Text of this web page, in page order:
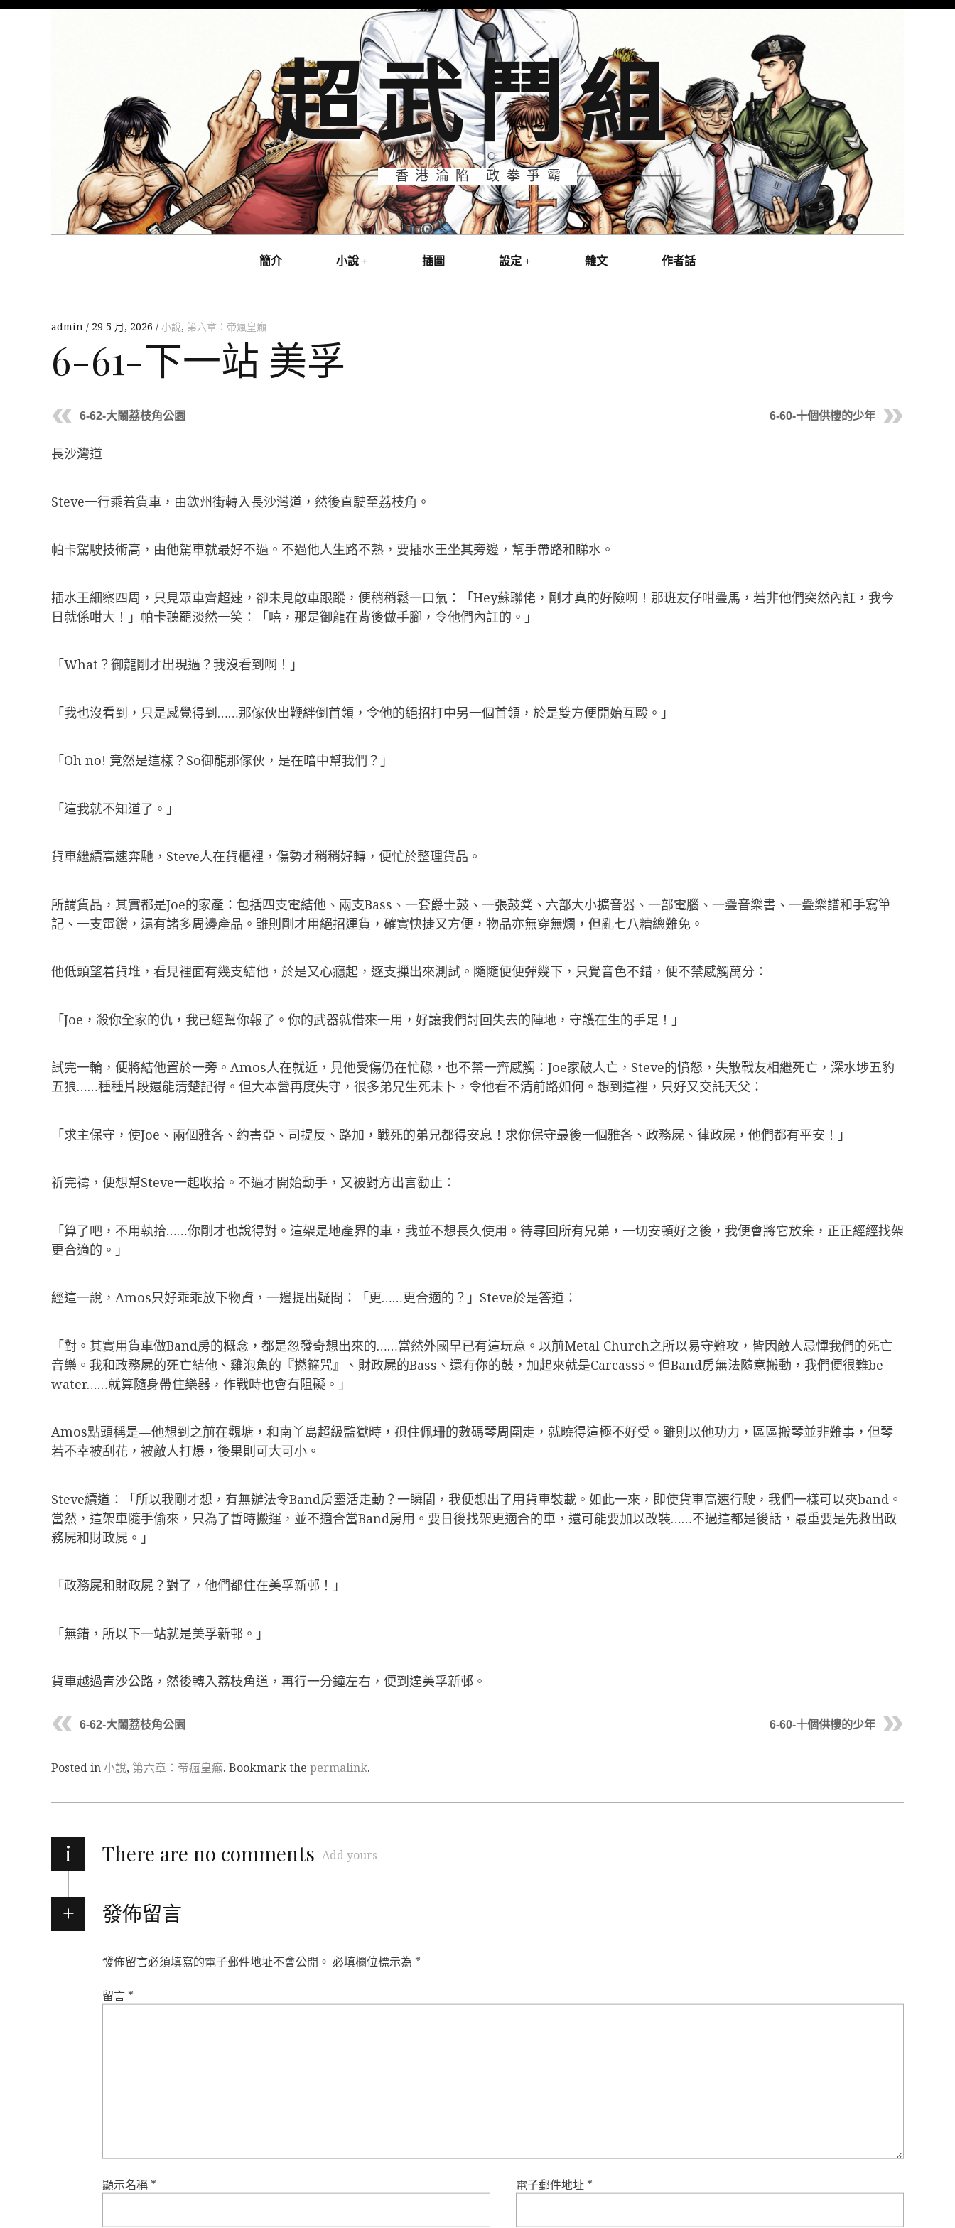
超武鬥組
香港淪陷 政拳爭霸
簡介 小說 插圖 設定 雜文 作者話
admin 29 5 月, 2026 小說, 第六章：帝瘋皇癲
6-61-下一站 美孚
6-62-大鬧荔枝角公園 6-60-十個供樓的少年
長沙灣道
Steve一行乘着貨車，由欽州街轉入長沙灣道，然後直駛至荔枝角。
帕卡駕駛技術高，由他駕車就最好不過。不過他人生路不熟，要插水王坐其旁邊，幫手帶路和睇水。
插水王細察四周，只見眾車齊超速，卻未見敵車跟蹤，便稍稍鬆一口氣：「Hey蘇聯佬，剛才真的好險啊！那班友仔咁疊馬，若非他們突然內訌，我今
日就係咁大！」帕卡聽罷淡然一笑：「嘻，那是御龍在背後做手腳，令他們內訌的。」
「What？御龍剛才出現過？我沒看到啊！」
「我也沒看到，只是感覺得到……那傢伙出鞭絆倒首領，令他的絕招打中另一個首領，於是雙方便開始互毆。」
「Oh no! 竟然是這樣？So御龍那傢伙，是在暗中幫我們？」
「這我就不知道了。」
貨車繼續高速奔馳，Steve人在貨櫃裡，傷勢才稍稍好轉，便忙於整理貨品。
所謂貨品，其實都是Joe的家產：包括四支電結他、兩支Bass、一套爵士鼓、一張鼓凳、六部大小擴音器、一部電腦、一疊音樂書、一疊樂譜和手寫筆
記、一支電鑽，還有諸多周邊產品。雖則剛才用絕招運貨，確實快捷又方便，物品亦無穿無爛，但亂七八糟總難免。
他低頭望着貨堆，看見裡面有幾支結他，於是又心癮起，逐支摷出來測試。隨隨便便彈幾下，只覺音色不錯，便不禁感觸萬分：
「Joe，殺你全家的仇，我已經幫你報了。你的武器就借來一用，好讓我們討回失去的陣地，守護在生的手足！」
試完一輪，便將結他置於一旁。Amos人在就近，見他受傷仍在忙碌，也不禁一齊感觸：Joe家破人亡，Steve的憤怒，失散戰友相繼死亡，深水埗五豹
五狼……種種片段還能清楚記得。但大本營再度失守，很多弟兄生死未卜，令他看不清前路如何。想到這裡，只好又交託天父：
「求主保守，使Joe、兩個雅各、約書亞、司提反、路加，戰死的弟兄都得安息！求你保守最後一個雅各、政務屍、律政屍，他們都有平安！」
祈完禱，便想幫Steve一起收拾。不過才開始動手，又被對方出言勸止：
「算了吧，不用執拾……你剛才也說得對。這架是地產界的車，我並不想長久使用。待尋回所有兄弟，一切安頓好之後，我便會將它放棄，正正經經找架
更合適的。」
經這一說，Amos只好乖乖放下物資，一邊提出疑問：「更……更合適的？」Steve於是答道：
「對。其實用貨車做Band房的概念，都是忽發奇想出來的……當然外國早已有這玩意。以前Metal Church之所以易守難攻，皆因敵人忌憚我們的死亡
音樂。我和政務屍的死亡結他、雞泡魚的『撚箍咒』、財政屍的Bass、還有你的鼓，加起來就是Carcass5。但Band房無法隨意搬動，我們便很難be
water……就算隨身帶住樂器，作戰時也會有阻礙。」
Amos點頭稱是—他想到之前在觀塘，和南丫島超級監獄時，孭住佩珊的數碼琴周圍走，就曉得這極不好受。雖則以他功力，區區搬琴並非難事，但琴
若不幸被刮花，被敵人打爆，後果則可大可小。
Steve續道：「所以我剛才想，有無辦法令Band房靈活走動？一瞬間，我便想出了用貨車裝載。如此一來，即使貨車高速行駛，我們一樣可以夾band。
當然，這架車隨手偷來，只為了暫時搬運，並不適合當Band房用。要日後找架更適合的車，還可能要加以改裝……不過這都是後話，最重要是先救出政
務屍和財政屍。」
「政務屍和財政屍？對了，他們都住在美孚新邨！」
「無錯，所以下一站就是美孚新邨。」
貨車越過青沙公路，然後轉入荔枝角道，再行一分鐘左右，便到達美孚新邨。
6-62-大鬧荔枝角公園 6-60-十個供樓的少年
Posted in小說, 第六章：帝瘋皇癲. Bookmark the permalink.
i There are no comments Add yours
發佈留言
發佈留言必須填寫的電子郵件地址不會公開。 必填欄位標示為 *
留言 *
顯示名稱 * 電子郵件地址 *